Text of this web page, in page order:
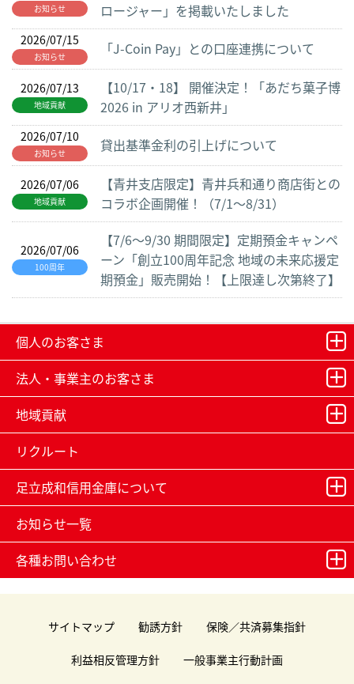
お知らせ
ロージャー」を掲載いたしました
2026/07/15
お知らせ 「J-Coin Pay」との口座連携について
2026/07/13
地域貢献
【10/17・18】 開催決定！「あだち菓子博
2026 in アリオ西新井」
2026/07/10
お知らせ 貸出基準金利の引上げについて
2026/07/06
地域貢献
【青井支店限定】青井兵和通り商店街との
コラボ企画開催！（7/1～8/31）
2026/07/06
100周年
【7/6～9/30 期間限定】定期預金キャンペ
ーン「創立100周年記念 地域の未来応援定
期預金」販売開始！【上限達し次第終了】
個人のお客さま
法人・事業主のお客さま
地域貢献
リクルート
足立成和信用金庫について
お知らせ一覧
各種お問い合わせ
サイトマップ 勧誘方針 保険／共済募集指針
利益相反管理方針 一般事業主行動計画